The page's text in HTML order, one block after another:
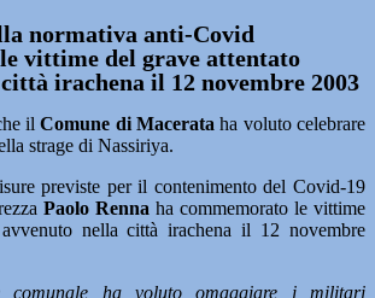
normativa anti-Covid
vittime del grave attentato
irachena il 12 novembre 2003
ilComune di Macerata ha voluto celebrare
strage di Nassiriya.
previste per il contenimento del Covid-19
Paolo Renna ha commemorato le vittime
nella città irachena il 12 novembre
comunale ha voluto omaggiare i militari